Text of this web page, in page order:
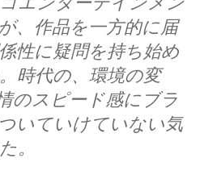
、作品を一方的に届
性に疑問を持ち始め
時代の、環境の変
のスピード感にブラ
いていけていない気
。